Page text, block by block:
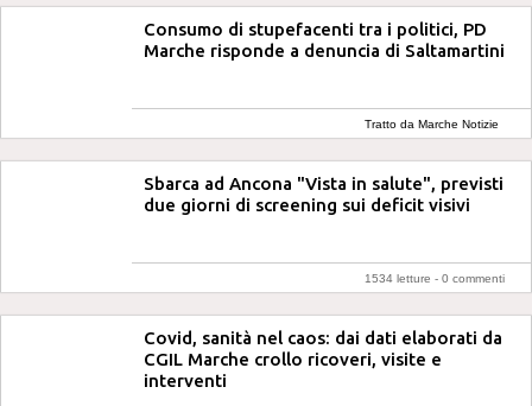
Consumo di stupefacenti tra i politici, PD
Marche risponde a denuncia di Saltamartini
Tratto da Marche Notizie
Sbarca ad Ancona "Vista in salute", previsti
due giorni di screening sui deficit visivi
1534 letture - 0 commenti
Covid, sanità nel caos: dai dati elaborati da
CGIL Marche crollo ricoveri, visite e
interventi